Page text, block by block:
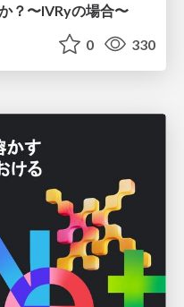
？〜IVRyの場合〜
0 330